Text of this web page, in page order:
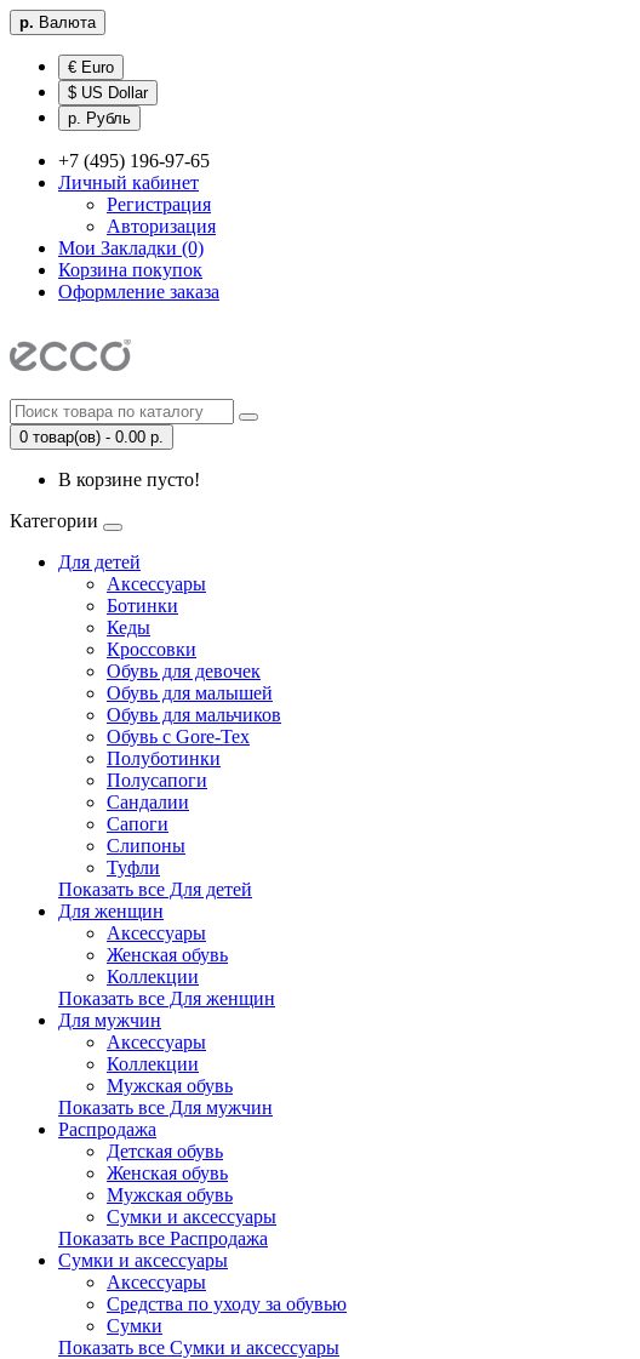
р. Валюта
€ Euro
$ US Dollar
р. Рубль
+7 (495) 196-97-65
Личный кабинет
Регистрация
Авторизация
Мои Закладки (0)
Корзина покупок
Оформление заказа
0 товар(ов) - 0.00 р.
В корзине пусто!
Категории
Для детей
Аксессуары
Ботинки
Кеды
Кроссовки
Обувь для девочек
Обувь для малышей
Обувь для мальчиков
Обувь с Gore-Tex
Полуботинки
Полусапоги
Сандалии
Сапоги
Слипоны
Туфли
Показать все Для детей
Для женщин
Аксессуары
Женская обувь
Коллекции
Показать все Для женщин
Для мужчин
Аксессуары
Коллекции
Мужская обувь
Показать все Для мужчин
Распродажа
Детская обувь
Женская обувь
Мужская обувь
Сумки и аксессуары
Показать все Распродажа
Сумки и аксессуары
Аксессуары
Средства по уходу за обувью
Сумки
Показать все Сумки и аксессуары